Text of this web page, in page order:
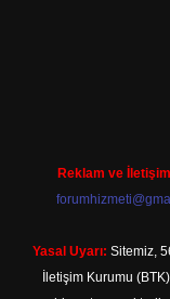
Reklam ve
Yasal Uyarı: Sitemiz,
İletişim Kurumu